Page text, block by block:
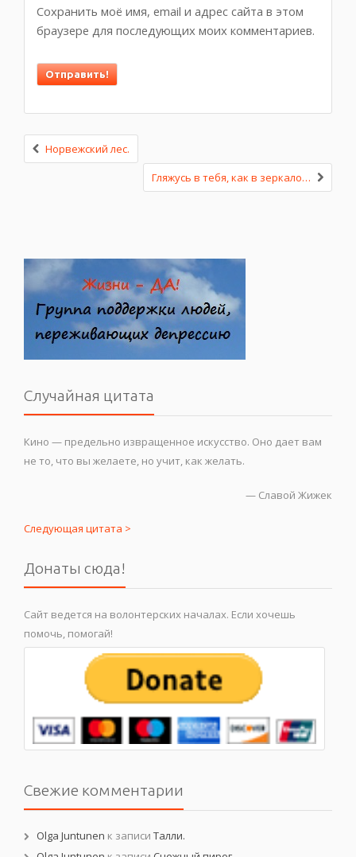
Сохранить моё имя, email и адрес сайта в этом
браузере для последующих моих комментариев.
Норвежский лес.
Гляжусь в тебя, как в зеркало…
Случайная цитата
Кино — предельно извращенное искусство. Оно дает вам
не то, что вы желаете, но учит, как желать.
— Славой Жижек
Следующая цитата >
Донаты сюда!
Сайт ведется на волонтерских началах. Если хочешь
помочь, помогай!
Свежие комментарии
Olga Juntunen к записи Талли.